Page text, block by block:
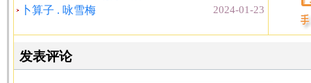
2024-01-23
卜算子 . 咏雪梅
发表评论